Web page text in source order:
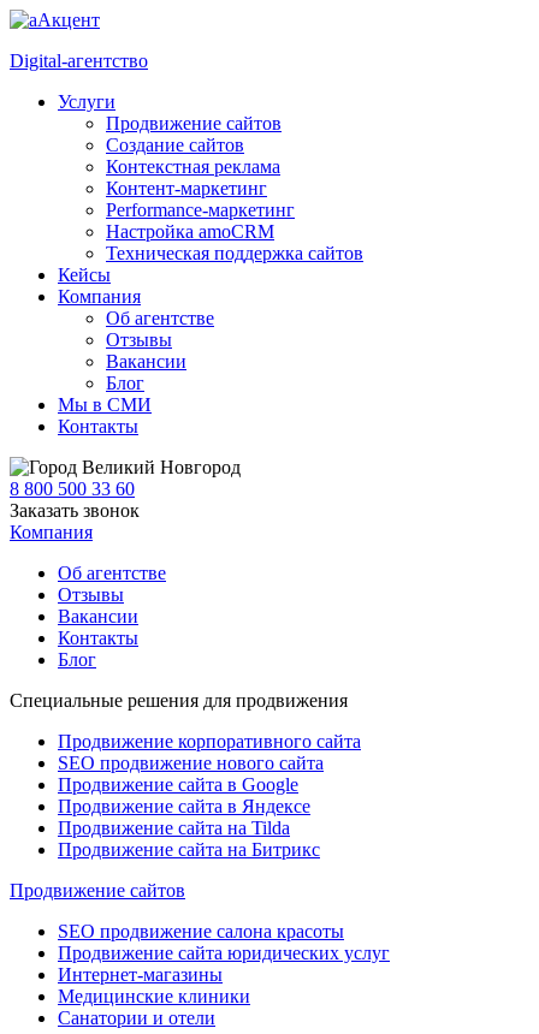
Digital-агентство
Услуги
Продвижение сайтов
Создание сайтов
Контекстная реклама
Контент-маркетинг
Performance-маркетинг
Настройка amoCRM
Техническая поддержка сайтов
Кейсы
Компания
Об агентстве
Отзывы
Вакансии
Блог
Мы в СМИ
Контакты
Великий Новгород
8 800 500 33 60
Заказать звонок
Компания
Об агентстве
Отзывы
Вакансии
Контакты
Блог
Специальные решения для продвижения
Продвижение корпоративного сайта
SEO продвижение нового сайта
Продвижение сайта в Google
Продвижение сайта в Яндексе
Продвижение сайта на Tilda
Продвижение сайта на Битрикс
Продвижение сайтов
SEO продвижение салона красоты
Продвижение сайта юридических услуг
Интернет-магазины
Медицинские клиники
Санатории и отели